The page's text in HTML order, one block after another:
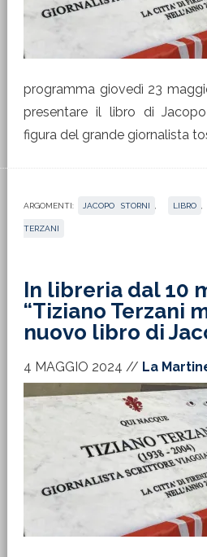
programma giovedì 23
presentare il libro di
figura del grande giornalista
ARGOMENTI: JACOPO STORNI LIBRO
TERZANI
In libreria dal 10
“Tiziano Terzani
nuovo libro di
4 MAGGIO 2024 // La